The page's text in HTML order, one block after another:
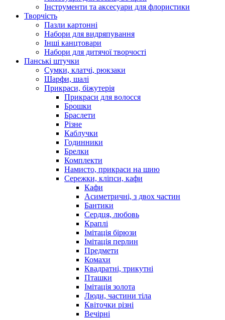
Інструменти та аксесуари для флористики
Творчість
Пазли картонні
Набори для видряпування
Інші канцтовари
Набори для дитячої творчості
Панські штучки
Сумки, клатчі, рюкзаки
Шарфи, шалі
Прикраси, біжутерія
Прикраси для волосся
Брошки
Браслети
Різне
Каблучки
Годинники
Брелки
Комплекти
Намисто, прикраси на шию
Сережки, кліпси, кафи
Кафи
Асиметричні, з двох частин
Бантики
Сердця, любовь
Краплі
Імітація бірюзи
Імітація перлин
Предмети
Комахи
Квадратні, трикутні
Пташки
Імітація золота
Люди, частини тіла
Квіточки різні
Вечірні